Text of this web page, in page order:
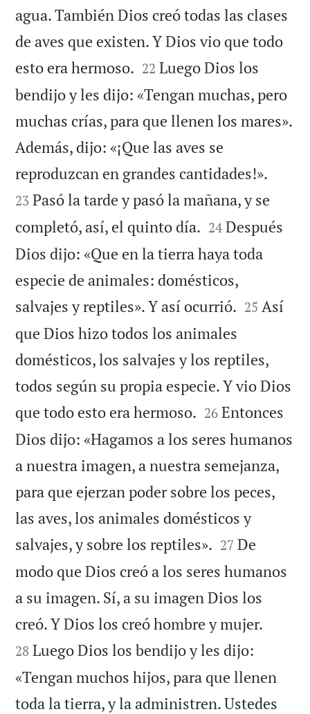
agua. También Dios creó todas las clases
de aves que existen. Y Dios vio que todo
esto era hermoso. 

22 Luego Dios los
bendijo y les dijo: «Tengan muchas, pero
muchas crías, para que llenen los mares».
Además, dijo: «¡Que las aves se
reproduzcan en grandes cantidades!».
23 Pasó la tarde y pasó la mañana, y se
completó, así, el quinto día. 

24 Después
Dios dijo: «Que en la tierra haya toda
especie de animales: domésticos,
salvajes y reptiles». Y así ocurrió. 

25 Así
que Dios hizo todos los animales
domésticos, los salvajes y los reptiles,
todos según su propia especie. Y vio Dios
que todo esto era hermoso. 

26 Entonces
Dios dijo: «Hagamos a los seres humanos
a nuestra imagen, a nuestra semejanza,
para que ejerzan poder sobre los peces,
las aves, los animales domésticos y
salvajes, y sobre los reptiles». 

27 De
modo que Dios creó a los seres humanos
a su imagen. Sí, a su imagen Dios los
creó. Y Dios los creó hombre y mujer.
28 Luego Dios los bendijo y les dijo:
«Tengan muchos hijos, para que llenen
toda la tierra, y la administren. Ustedes